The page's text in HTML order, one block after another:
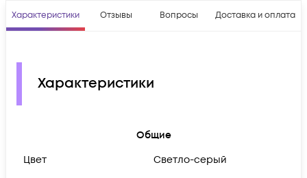
Характеристики Отзывы Вопросы Доставка и оплата
Характеристики
Общие
Цвет
Светло-серый